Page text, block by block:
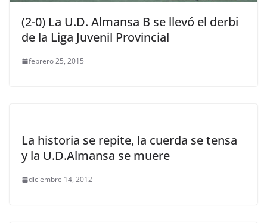
(2-0) La U.D. Almansa B se llevó el derbi
de la Liga Juvenil Provincial
febrero 25, 2015
La historia se repite, la cuerda se tensa
y la U.D.Almansa se muere
diciembre 14, 2012